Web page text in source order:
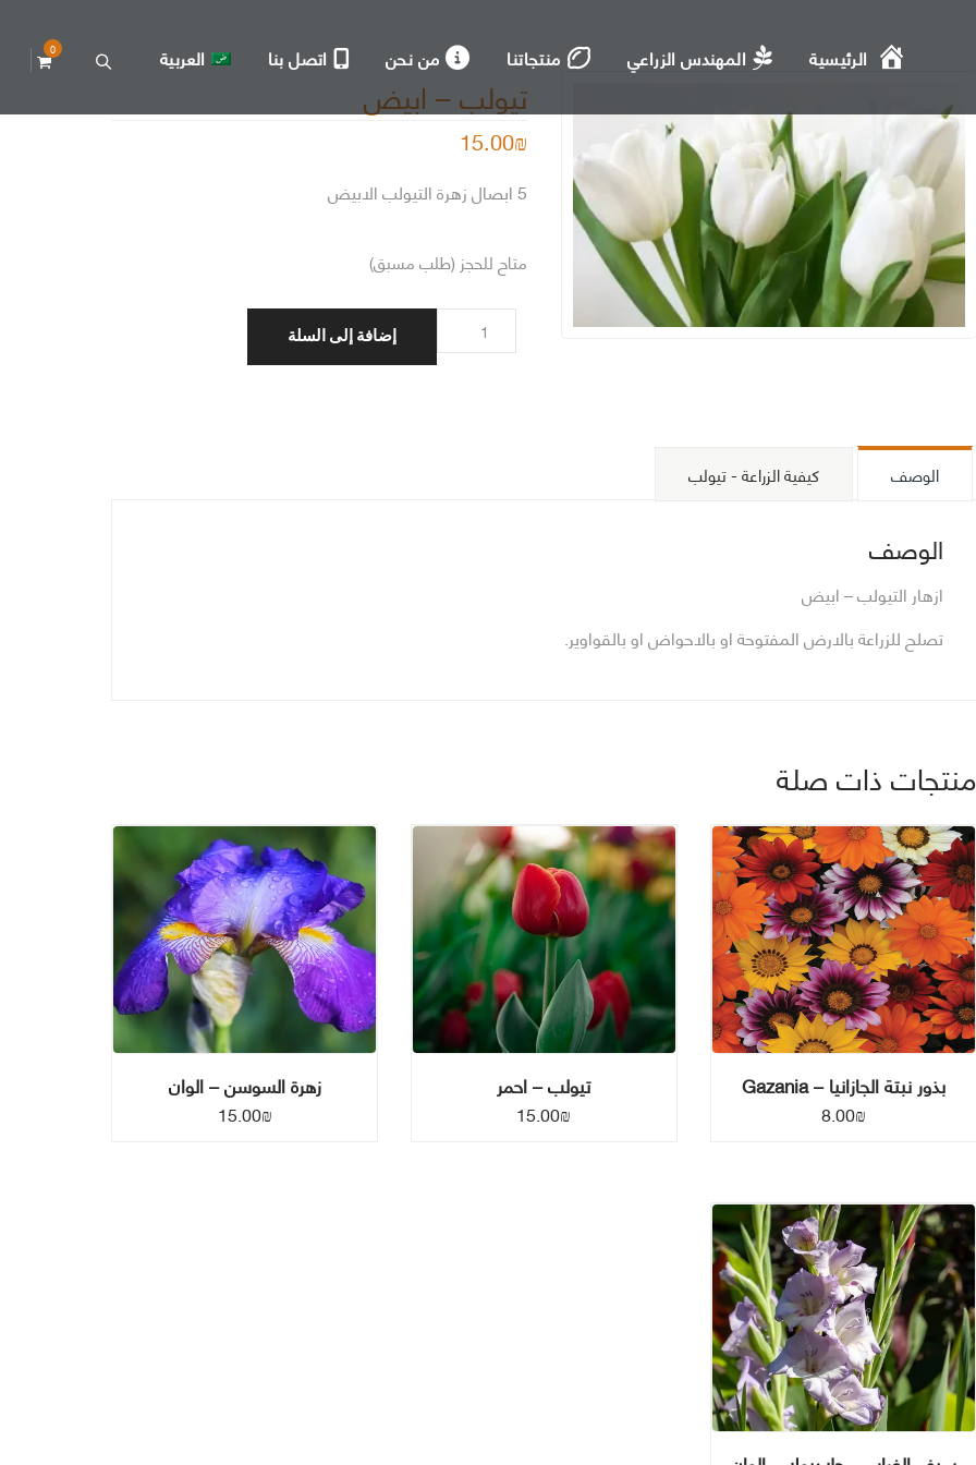
0 الرئيسية المهندس الزراعي منتجاتنا من نحن اتصل بنا العربية
تيولب – ابيض
15.00₪
5 ابصال زهرة التيولب الابيض
متاح للحجز (طلب مسبق)
كمية
تيولب
إضافة إلى السلة
الوصف كيفية الزراعة - تيولب
الوصف
ازهار التيولب – ابيض
تصلح للزراعة بالارض المفتوحة او بالاحواض او بالقواوير.
منتجات ذات صلة
بذور نبتة الجازانيا – Gazania
8.00₪
تيولب – احمر
15.00₪
زهرة السوسن – الوان
15.00₪